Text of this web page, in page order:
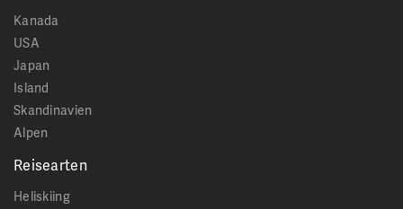
Kanada
USA
Japan
Island
Skandinavien
Alpen
Reisearten
Heliskiing